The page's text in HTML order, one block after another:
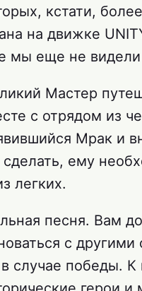
кстати,
на движке
мы еще не
Мастер
с отрядом из
Мрак и
ему
легких.
песня. Вам
с
случае победы.